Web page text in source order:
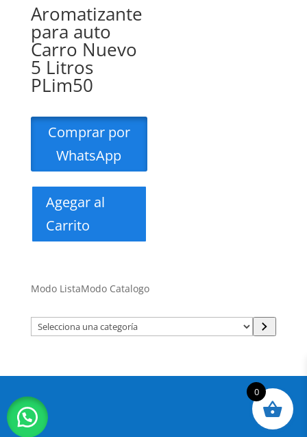
Aromatizante
para auto
Carro Nuevo
5 Litros
PLim50
Comprar por
WhatsApp
Agegar al
Carrito
Modo ListaModo Catalogo
Selecciona
una
0